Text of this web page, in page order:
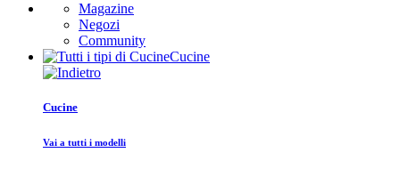
Magazine
Negozi
Community
Cucine
Cucine
Vai a tutti i modelli